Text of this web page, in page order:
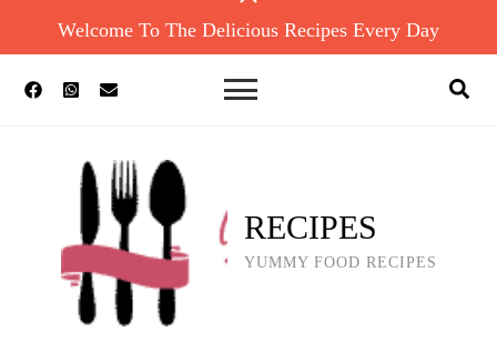
Welcome To The Delicious Recipes Every Day
RECIPES
YUMMY FOOD RECIPES